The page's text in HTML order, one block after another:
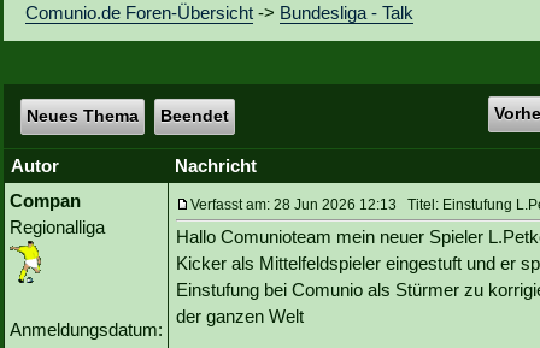
Vereinsfragen
Comunio.de Foren-Übersicht -> Bundesliga - Talk
Neues Thema Beendet
Autor
Nachricht
Compan
Regionalliga
Anmeldungsdatum:
Verfasst am: 28 Jun 2026 12:13 Titel: Einstufung
Hallo Comunioteam mein neuer Spieler
Kicker als Mittelfeldspieler eingestuft und er
Einstufung bei Comunio als Stürmer zu
der ganzen Welt